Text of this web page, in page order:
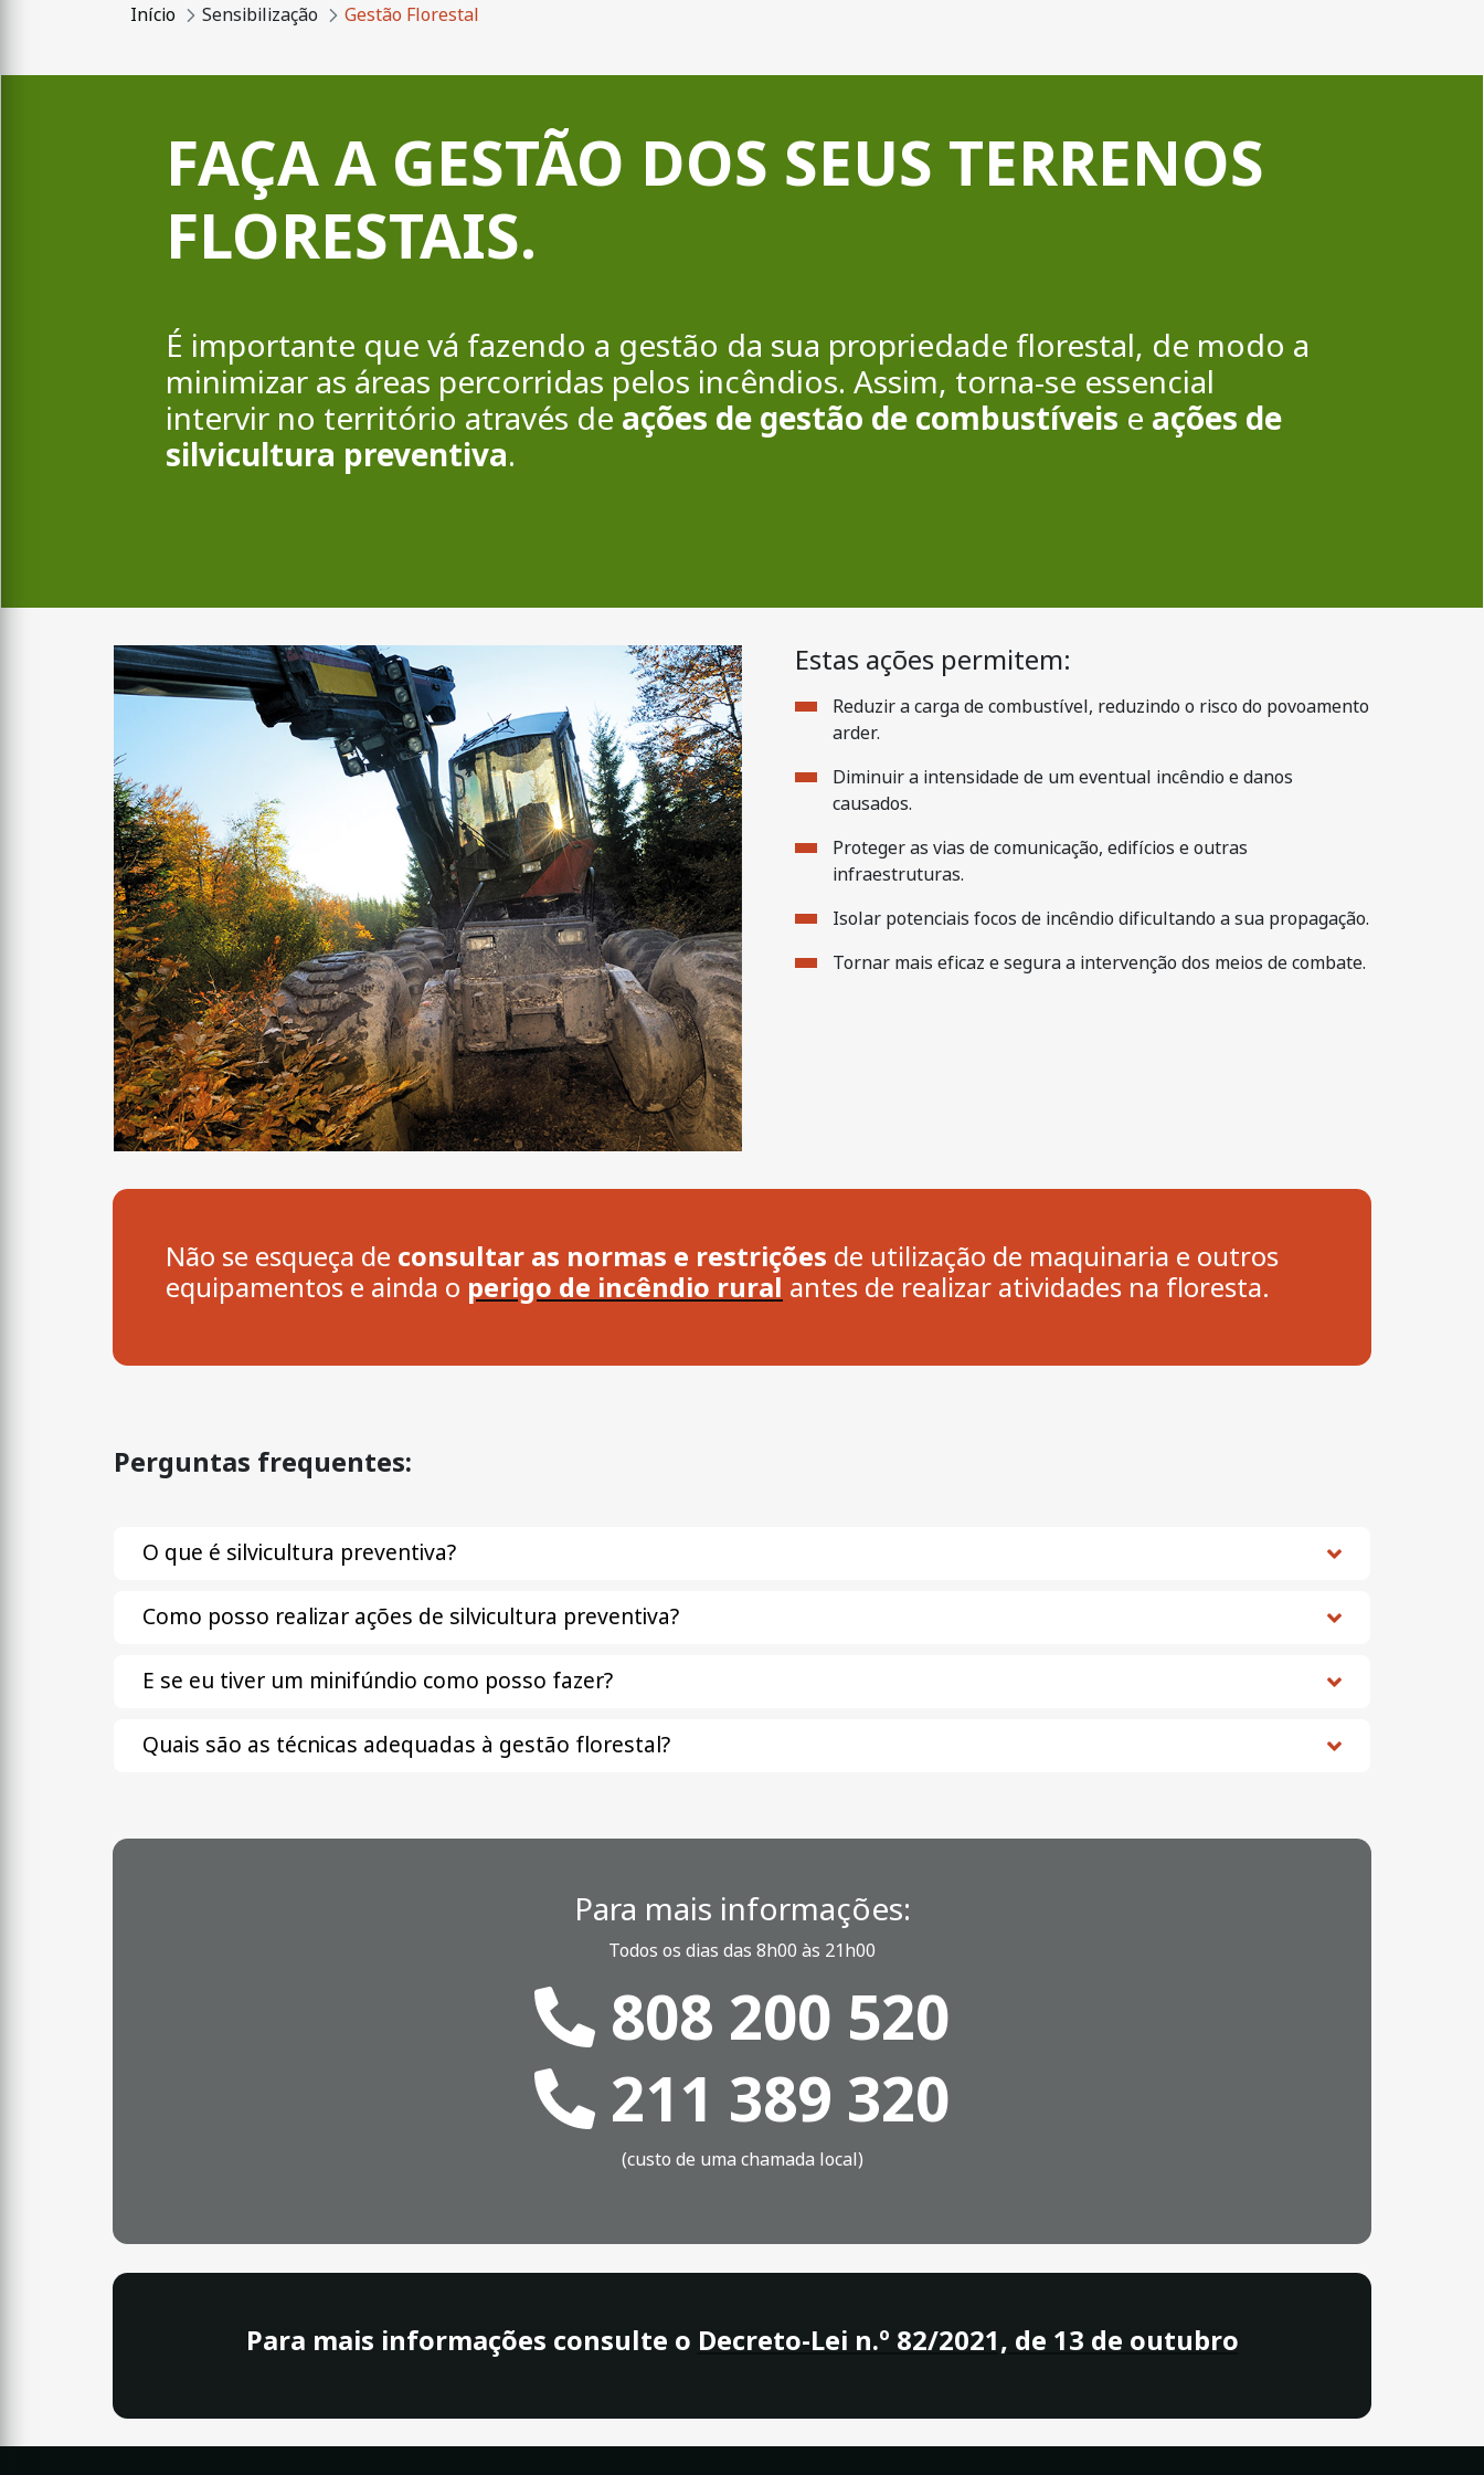
Início Sensibilização Gestão Florestal
FAÇA A GESTÃO DOS SEUS TERRENOS
FLORESTAIS.
É importante que vá fazendo a gestão da sua propriedade florestal, de modo a
minimizar as áreas percorridas pelos incêndios. Assim, torna-se essencial
intervir no território através de ações de gestão de combustíveis e ações de
silvicultura preventiva.
Estas ações permitem:
Reduzir a carga de combustível, reduzindo o risco do povoamento
arder.
Diminuir a intensidade de um eventual incêndio e danos
causados.
Proteger as vias de comunicação, edifícios e outras
infraestruturas.
Isolar potenciais focos de incêndio dificultando a sua propagação.
Tornar mais eficaz e segura a intervenção dos meios de combate.
Não se esqueça de consultar as normas e restrições de utilização de maquinaria e outros
equipamentos e ainda o perigo de incêndio rural antes de realizar atividades na floresta.
Perguntas frequentes:
O que é silvicultura preventiva?
Como posso realizar ações de silvicultura preventiva?
E se eu tiver um minifúndio como posso fazer?
Quais são as técnicas adequadas à gestão florestal?
Para mais informações:
Todos os dias das 8h00 às 21h00
808 200 520
211 389 320
(custo de uma chamada local)
Para mais informações consulte o Decreto-Lei n.º 82/2021, de 13 de outubro